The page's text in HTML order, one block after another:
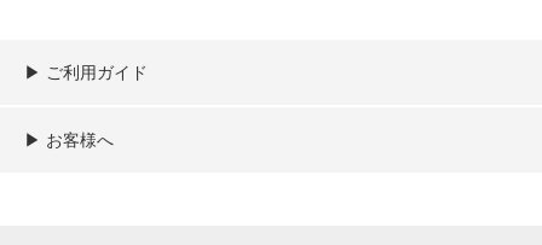
▶︎ ご利用ガイド
ご利用ガイド
決済／配送／送料について
取り扱い商品一覧
顧客情報の取扱について
特定商取引法の表記
▶︎ お客様へ